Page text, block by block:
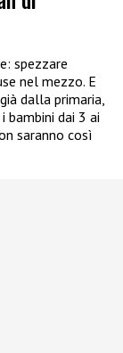
spezzare
nel mezzo. E
dalla primaria,
bambini dai 3 ai
saranno così